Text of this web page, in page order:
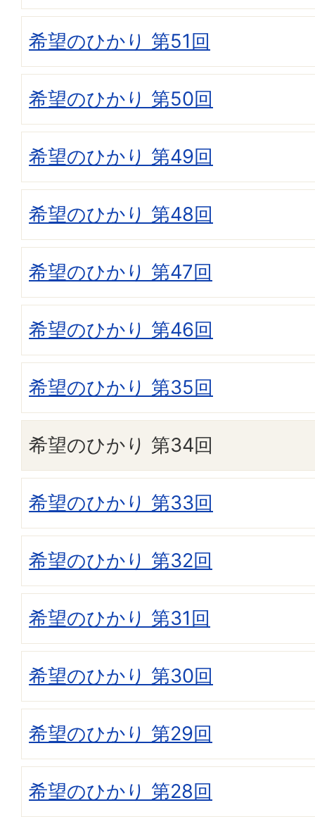
希望のひかり 第51回
希望のひかり 第50回
希望のひかり 第49回
希望のひかり 第48回
希望のひかり 第47回
希望のひかり 第46回
希望のひかり 第35回
希望のひかり 第34回
希望のひかり 第33回
希望のひかり 第32回
希望のひかり 第31回
希望のひかり 第30回
希望のひかり 第29回
希望のひかり 第28回